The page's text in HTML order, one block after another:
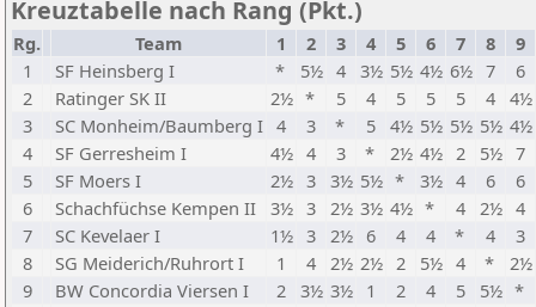
Kreuztabelle nach Rang (Pkt.)
Rg. Team 1 2 3 4 5 6 7 8
9
1
SF Heinsberg I * 5½ 4 3½ 5½ 4½ 6½ 7
6
2
Ratinger SK II 2½ * 5 4 5 5 5 4 4½
3
SC Monheim/Baumberg I 4 3 * 5 4½ 5½ 5½ 5½ 4½
4
SF Gerresheim I 4½ 4 3 * 2½ 4½ 2 5½ 7
5
SF Moers I 2½ 3 3½ 5½ * 3½ 4 6
6
6
Schachfüchse Kempen II 3½ 3 2½ 3½ 4½ * 4 2½ 4
7
SC Kevelaer I 1½ 3 2½ 6 4 4 * 4
3
8
SG Meiderich/Ruhrort I 1 4 2½ 2½ 2 5½ 4 *
2½
9
BW Concordia Viersen I 2 3½ 3½ 1 2 4 5 5½ *